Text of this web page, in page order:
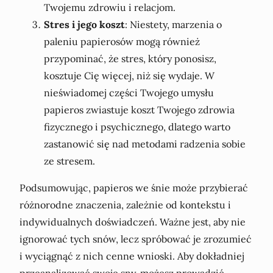
Twojemu zdrowiu i relacjom.
Stres i jego koszt: Niestety, marzenia o
paleniu papierosów mogą również
przypominać, że stres, który ponosisz,
kosztuje Cię więcej, niż się wydaje. W
nieświadomej części Twojego umysłu
papieros zwiastuje koszt Twojego zdrowia
fizycznego i psychicznego, dlatego warto
zastanowić się nad metodami radzenia sobie
ze stresem.
Podsumowując, papieros we śnie może przybierać
różnorodne znaczenia, zależnie od kontekstu i
indywidualnych doświadczeń. Ważne jest, aby nie
ignorować tych snów, lecz spróbować je zrozumieć
i wyciągnąć z nich cenne wnioski. Aby dokładniej